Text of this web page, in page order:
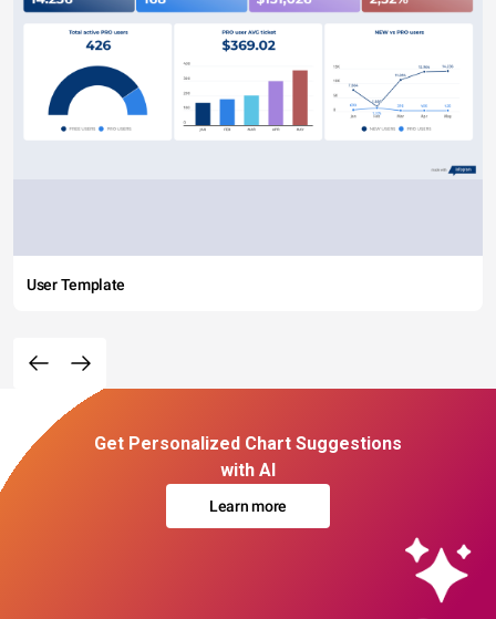
User Template
Get Personalized Chart Suggestions
with AI
Learn more